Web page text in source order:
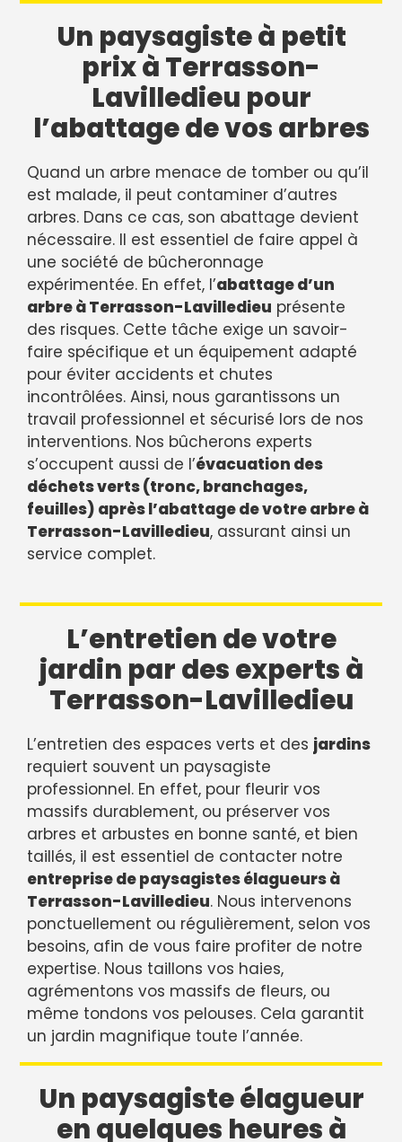
Un paysagiste à petit
prix à Terrasson-
Lavilledieu pour
l’abattage de vos arbres
Quand un arbre menace de tomber ou qu’il
est malade, il peut contaminer d’autres
arbres. Dans ce cas, son abattage devient
nécessaire. Il est essentiel de faire appel à
une société de bûcheronnage
expérimentée. En effet, l’abattage d’un
arbre à Terrasson-Lavilledieu présente
des risques. Cette tâche exige un savoir-
faire spécifique et un équipement adapté
pour éviter accidents et chutes
incontrôlées. Ainsi, nous garantissons un
travail professionnel et sécurisé lors de nos
interventions. Nos bûcherons experts
s’occupent aussi de l’évacuation des
déchets verts (tronc, branchages,
feuilles) après l’abattage de votre arbre à
Terrasson-Lavilledieu, assurant ainsi un
service complet.
L’entretien de votre
jardin par des experts à
Terrasson-Lavilledieu
L’entretien des espaces verts et des jardins
requiert souvent un paysagiste
professionnel. En effet, pour fleurir vos
massifs durablement, ou préserver vos
arbres et arbustes en bonne santé, et bien
taillés, il est essentiel de contacter notre
entreprise de paysagistes élagueurs à
Terrasson-Lavilledieu. Nous intervenons
ponctuellement ou régulièrement, selon vos
besoins, afin de vous faire profiter de notre
expertise. Nous taillons vos haies,
agrémentons vos massifs de fleurs, ou
même tondons vos pelouses. Cela garantit
un jardin magnifique toute l’année.
Un paysagiste élagueur
en quelques heures à